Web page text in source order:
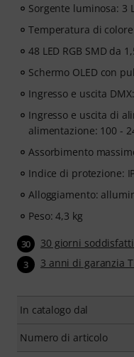
Sorgente luminosa: 3
Temperatura di
48 LED RGB SMD da
Schermo OLED con
Ingresso e uscita
Ingresso e uscita di
alimentazione: 100 -
Assorbimento
Indice di protezione:
Alloggiamento:
Peso: 4,3 kg
30 30 giorni
3 3 anni di garanzia
In catalogo dal
Numero di articolo